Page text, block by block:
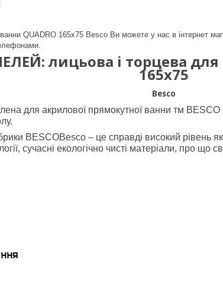
QUADRO 165x75 Besco Ви можете у нас в інтернет
лицьова і торцева для
165х75
Besco
для акрилової прямокутної ванни тм
BESCOBesco – це справді високий рівень
сучасні екологічно чисті матеріали, про